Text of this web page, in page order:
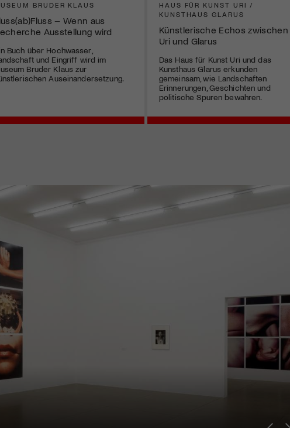
BRUDER KLAUS
– Wenn aus
Ausstellung wird
Buch über Hochwasser,
und Eingriff wird im
Bruder Klaus zur
Auseinandersetzung.
HAUS FÜR KUNST URI /
KUNSTHAUS GLARUS
Künstlerische Echos zwischen
Uri und Glarus
Das Haus für Kunst Uri und das
Kunsthaus Glarus erkunden
gemeinsam, wie Landschaften
Erinnerungen, Geschichten und
politische Spuren bewahren.